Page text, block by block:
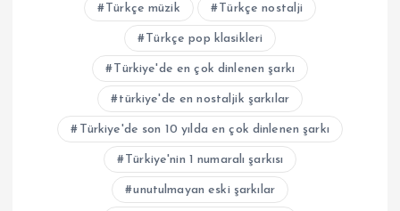
Türkçe müzik Türkçe nostalji
Türkçe pop klasikleri
Türkiye'de en çok dinlenen şarkı
türkiye'de en nostaljik şarkılar
Türkiye'de son 10 yılda en çok dinlenen şarkı
Türkiye'nin 1 numaralı şarkısı
unutulmayan eski şarkılar